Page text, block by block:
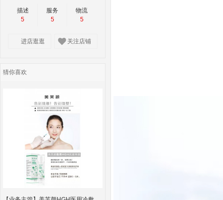
描述
5
服务
5
物流
5
进店逛逛 关注店铺
猜你喜欢